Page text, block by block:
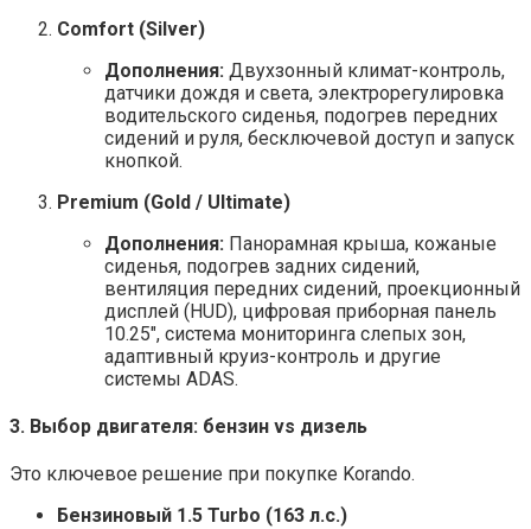
Comfort (Silver)
Дополнения: Двухзонный климат-контроль,
датчики дождя и света, электрорегулировка
водительского сиденья, подогрев передних
сидений и руля, бесключевой доступ и запуск
кнопкой.
Premium (Gold / Ultimate)
Дополнения: Панорамная крыша, кожаные
сиденья, подогрев задних сидений,
вентиляция передних сидений, проекционный
дисплей (HUD), цифровая приборная панель
10.25″, система мониторинга слепых зон,
адаптивный круиз-контроль и другие
системы ADAS.
3. Выбор двигателя: бензин vs дизель
Это ключевое решение при покупке Korando.
Бензиновый 1.5 Turbo (163 л.с.)